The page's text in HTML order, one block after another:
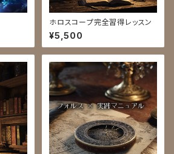
ホロスコープ完全習得レッスン
¥5,500